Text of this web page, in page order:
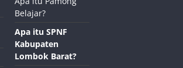
Belajar?
Apa itu SPNF
Kabupaten
Lombok Barat?